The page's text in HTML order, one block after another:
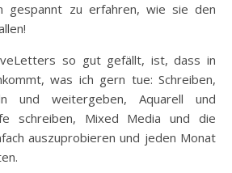
gespannt zu erfahren, wie sie den
so gut gefällt, ist, dass in
was ich gern tue: Schreiben,
und weitergeben, Aquarell und
schreiben, Mixed Media und die
auszuprobieren und jeden Monat